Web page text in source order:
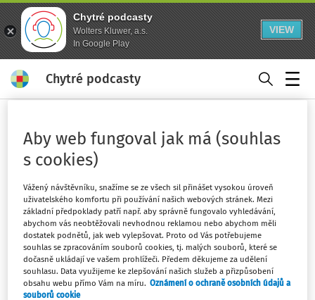
Chytré podcasty
Wolters Kluwer, a.s.
In Google Play
VIEW
Chytré podcasty
nábor
Sledovat klíčové slovo
Filtr
Počet vyhledaných dokumentů:1
Řadit podle: Nejnovější Nejstarší
Aby web fungoval jak má (souhlas
s cookies)
Vážený návštěvníku, snažíme se ze všech sil přinášet vysokou úroveň
uživatelského komfortu při používání našich webových stránek. Mezi
základní předpoklady patří např. aby správně fungovalo vyhledávání,
abychom vás neobtěžovali nevhodnou reklamou nebo abychom měli
dostatek podnětů, jak web vylepšovat. Proto od Vás potřebujeme
souhlas se zpracováním souborů cookies, tj. malých souborů, které se
dočasně ukládají ve vašem prohlížeči. Předem děkujeme za udělení
souhlasu. Data využijeme ke zlepšování našich služeb a přizpůsobení
obsahu webu přímo Vám na míru. Oznámení o ochraně osobních údajů a
souborů cookie